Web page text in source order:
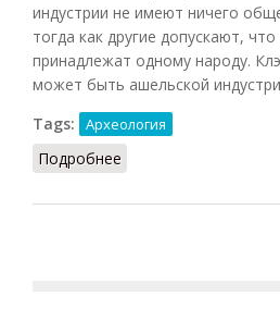
индустрии не имеют ничего
тогда как другие допускают, что
принадлежат одному народу.
может быть ашельской
Tags:
Археология
Подробнее